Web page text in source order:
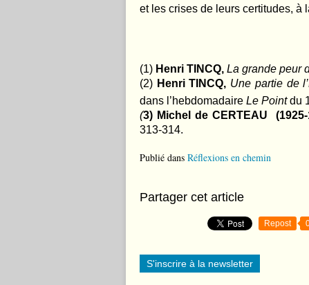
et les crises de leurs certitudes, à
(1) Henri TINCQ, La grande peur
(2) Henri TINCQ, Une partie de
dans l’hebdomadaire Le Pointdu
(3) Michel de CERTEAU (1925-
313-314.
Publié dans Réflexions en chemin
Partager cet article
Repost
S'inscrire à la newsletter